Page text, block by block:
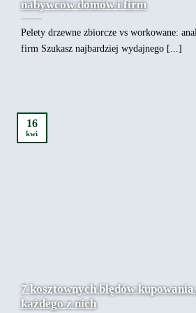
nabywców domów i firm
Pelety drzewne zbiorcze vs workowane:
firm Szukasz najbardziej wydajnego [...]
7 kosztownych błędów
każdego z nich
16
kwi